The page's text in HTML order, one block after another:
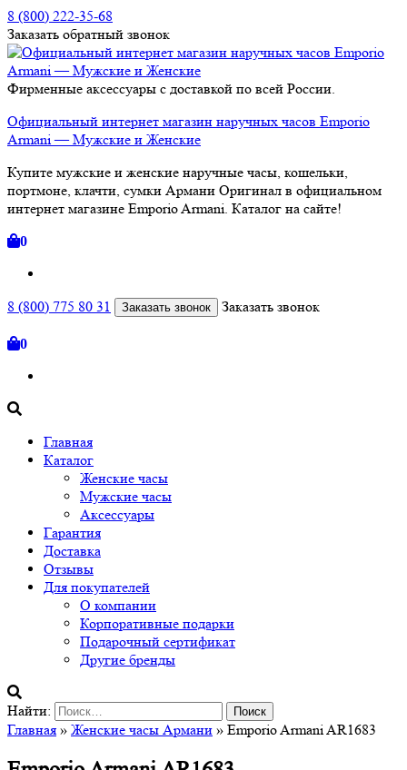
8 (800) 222-35-68
Заказать обратный звонок
Фирменные аксессуары с доставкой по всей России.
Официальный интернет магазин наручных часов Emporio
Armani — Мужские и Женские
Купите мужские и женские наручные часы, кошельки,
портмоне, клачти, сумки Армани Оригинал в официальном
интернет магазине Emporio Armani. Каталог на сайте!
0
8 (800) 775 80 31 Заказать звонок Заказать звонок
0
Главная
Каталог
Женские часы
Мужские часы
Аксессуары
Гарантия
Доставка
Отзывы
Для покупателей
О компании
Корпоративные подарки
Подарочный сертификат
Другие бренды
Найти:
Главная » Женские часы Армани » Emporio Armani AR1683